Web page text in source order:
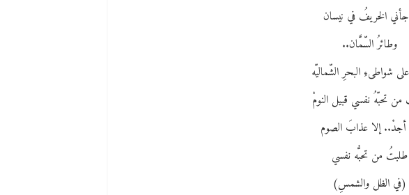
الخريفُ في نيسان
وطائرُ السّمَّان..
شواطىءِ البحرِ الشّماليّه
تحبّهُ نفسي قبيل النومْ
أجدْ.. إلا عذابَ الصوم
طلبتُ من تحبُّه نفسي
(في الظل والشمسِ)